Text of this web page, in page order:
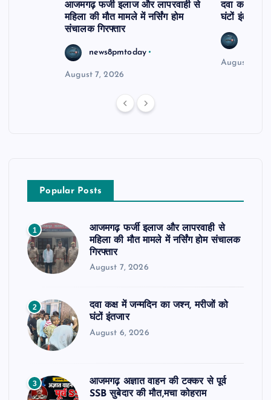
आजमगढ़ फर्जी इलाज और लापरवाही से
महिला की मौत मामले में नर्सिंग होम
संचालक गिरफ्तार
news8pmtoday
August 7, 2026
दवा कक्ष में
घंटों इंतजार
August 6,
Popular Posts
1
आजमगढ़ फर्जी इलाज और लापरवाही से
महिला की मौत मामले में नर्सिंग होम संचालक
गिरफ्तार
August 7, 2026
2
दवा कक्ष में जन्मदिन का जश्न, मरीजों को
घंटों इंतजार
August 6, 2026
3
आजमगढ़ अज्ञात वाहन की टक्कर से पूर्व
SSB सुबेदार की मौत,मचा कोहराम